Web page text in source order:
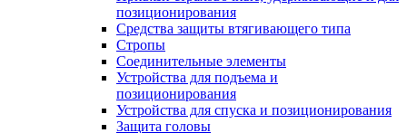
позиционирования
Средства защиты втягивающего типа
Стропы
Соединительные элементы
Устройства для подъема и
позиционирования
Устройства для спуска и позиционирования
Защита головы